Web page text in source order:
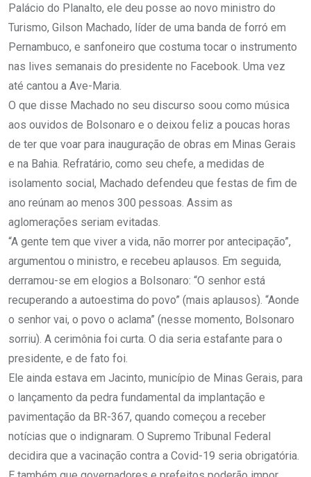
Palácio do Planalto, ele deu posse ao novo ministro do
Turismo, Gilson Machado, líder de uma banda de forró em
Pernambuco, e sanfoneiro que costuma tocar o instrumento
nas lives semanais do presidente no Facebook. Uma vez
até cantou a Ave-Maria.
O que disse Machado no seu discurso soou como música
aos ouvidos de Bolsonaro e o deixou feliz a poucas horas
de ter que voar para inauguração de obras em Minas Gerais
e na Bahia. Refratário, como seu chefe, a medidas de
isolamento social, Machado defendeu que festas de fim de
ano reúnam ao menos 300 pessoas. Assim as
aglomerações seriam evitadas.
“A gente tem que viver a vida, não morrer por antecipação”,
argumentou o ministro, e recebeu aplausos. Em seguida,
derramou-se em elogios a Bolsonaro: “O senhor está
recuperando a autoestima do povo” (mais aplausos). “Aonde
o senhor vai, o povo o aclama” (nesse momento, Bolsonaro
sorriu). A cerimônia foi curta. O dia seria estafante para o
presidente, e de fato foi.
Ele ainda estava em Jacinto, município de Minas Gerais, para
o lançamento da pedra fundamental da implantação e
pavimentação da BR-367, quando começou a receber
notícias que o indignaram. O Supremo Tribunal Federal
decidira que a vacinação contra a Covid-19 seria obrigatória.